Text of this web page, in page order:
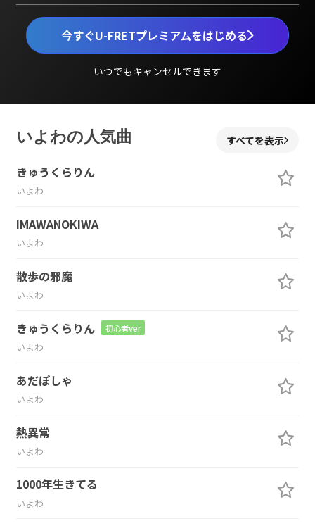
今すぐU-FRETプレミアムをはじめる
いつでもキャンセルできます
いよわの人気曲 すべてを表示
きゅうくらりん
いよわ
IMAWANOKIWA
いよわ
散歩の邪魔
いよわ
きゅうくらりん 初心者ver
いよわ
あだぽしゃ
いよわ
熱異常
いよわ
1000年生きてる
いよわ